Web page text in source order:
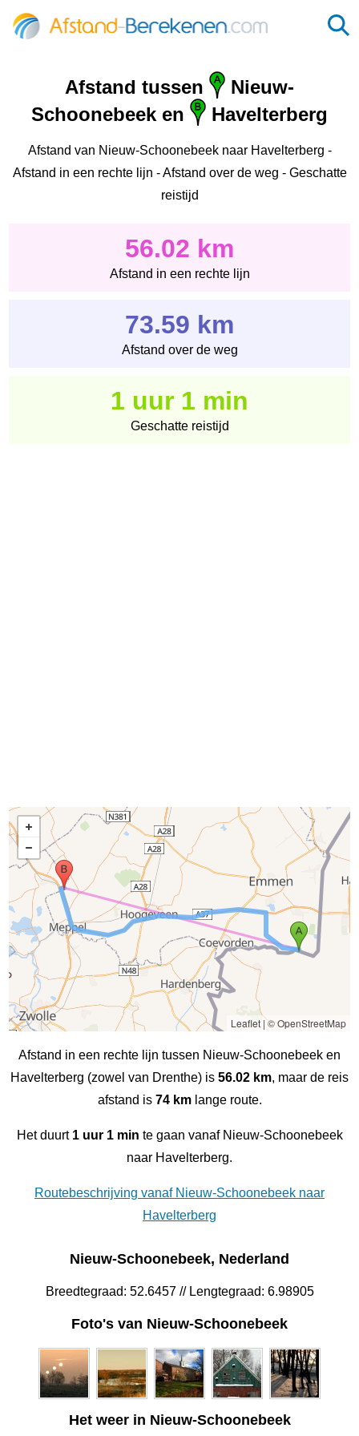
Afstand tussen
Nieuw-
Schoonebeek en
Havelterberg
Afstand van Nieuw-Schoonebeek naar Havelterberg -
Afstand in een rechte lijn - Afstand over de weg - Geschatte
reistijd
56.02 km
Afstand in een rechte lijn
73.59 km
Afstand over de weg
1 uur 1 min
Geschatte reistijd
Leaflet|© OpenStreetMap
Afstand in een rechte lijn tussen Nieuw-Schoonebeek en
Havelterberg (zowel van Drenthe) is 56.02 km, maar de reis
afstand is 74 kmlange route.
Het duurt 1 uur 1 min te gaan vanaf Nieuw-Schoonebeek
naar Havelterberg.
Routebeschrijving vanaf Nieuw-Schoonebeek naar
Havelterberg
Nieuw-Schoonebeek, Nederland
Breedtegraad: 52.6457 // Lengtegraad: 6.98905
Foto's van Nieuw-Schoonebeek
Het weer in Nieuw-Schoonebeek